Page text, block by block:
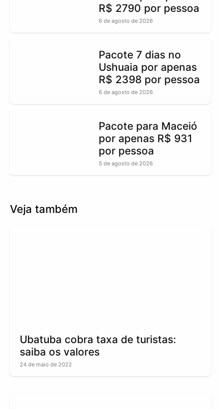
R$ 2790 por pessoa
6 de agosto de 2026
Pacote 7 dias no
Ushuaia por apenas
R$ 2398 por pessoa
6 de agosto de 2026
Pacote para Maceió
por apenas R$ 931
por pessoa
5 de agosto de 2026
Veja também
Ubatuba cobra taxa de turistas:
saiba os valores
24 de maio de 2022